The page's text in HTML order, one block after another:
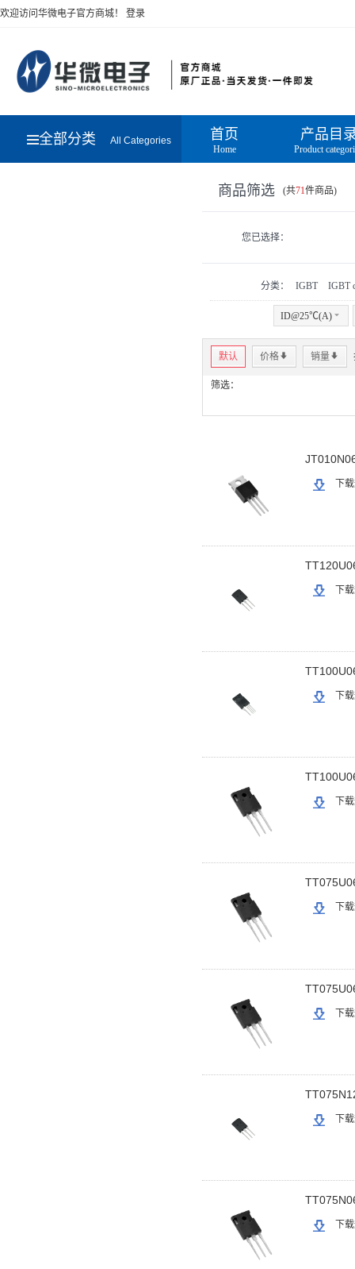
欢迎访问华微电子官方商城！ 登录
全部分类 All Categories 首页
Home
产品目
Product
商品筛选 (共71件商品)
您已选择：
分类： IGBT IGBT
ID@25℃(A) 6
默认 价格* 销量*
筛选：
下
下
下
下
下
下
下
下